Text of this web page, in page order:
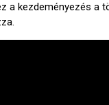
a kezdeményezés a